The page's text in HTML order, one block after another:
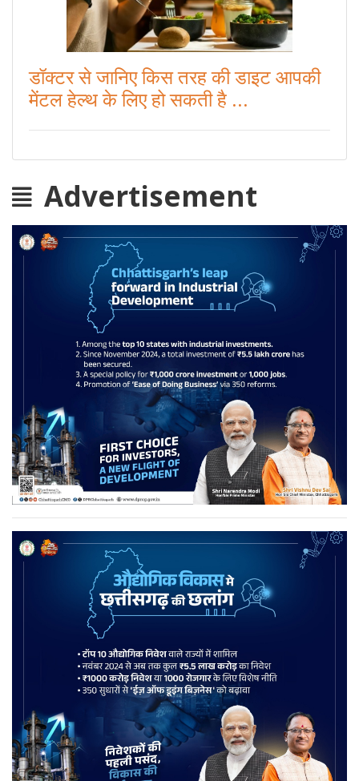
डॉक्टर से जानिए किस तरह की डाइट आपकी
मेंटल हेल्थ के लिए हो सकती है ...
Advertisement